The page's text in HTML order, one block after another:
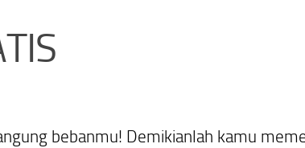
bebanmu! Demikianlah kamu